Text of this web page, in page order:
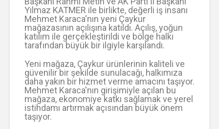
Yılmaz KATMER ile birlikte, değerli iş insanı
Mehmet Karaca'nın yeni Çaykur
mağazasının açılışına katıldı. Açılış, yoğun
katılım ile gerçekleştirildi ve bölge halkı
tarafından büyük bir ilgiyle karşılandı.
Yeni mağaza, Çaykur ürünlerinin kaliteli ve
güvenilir bir şekilde sunulacağı, halkımıza
daha yakın bir hizmet verme amacını taşıyor.
Mehmet Karaca'nın girişimiyle açılan bu
mağaza, ekonomiye katkı sağlamak ve yerel
istihdamı artırmak açısından büyük önem
taşıyor.